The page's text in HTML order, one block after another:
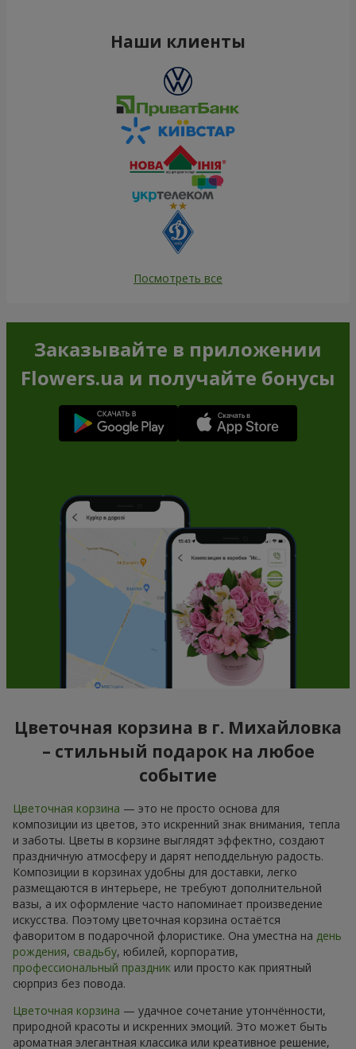
Наши клиенты
Посмотреть все
Заказывайте в приложении
Flowers.ua и получайте бонусы
Цветочная корзина в г. Михайловка
– стильный подарок на любое
событие
Цветочная корзина — это не просто основа для
композиции из цветов, это искренний знак внимания, тепла
и заботы. Цветы в корзине выглядят эффектно, создают
праздничную атмосферу и дарят неподдельную радость.
Композиции в корзинах удобны для доставки, легко
размещаются в интерьере, не требуют дополнительной
вазы, а их оформление часто напоминает произведение
искусства. Поэтому цветочная корзина остаётся
фаворитом в подарочной флористике. Она уместна на день
рождения, свадьбу, юбилей, корпоратив,
профессиональный праздник или просто как приятный
сюрприз без повода.
Цветочная корзина — удачное сочетание утончённости,
природной красоты и искренних эмоций. Это может быть
ароматная элегантная классика или креативное решение,